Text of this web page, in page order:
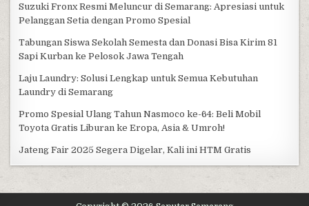
Suzuki Fronx Resmi Meluncur di Semarang: Apresiasi untuk
Pelanggan Setia dengan Promo Spesial
Tabungan Siswa Sekolah Semesta dan Donasi Bisa Kirim 81
Sapi Kurban ke Pelosok Jawa Tengah
Laju Laundry: Solusi Lengkap untuk Semua Kebutuhan
Laundry di Semarang
Promo Spesial Ulang Tahun Nasmoco ke-64: Beli Mobil
Toyota Gratis Liburan ke Eropa, Asia & Umroh!
Jateng Fair 2025 Segera Digelar, Kali ini HTM Gratis